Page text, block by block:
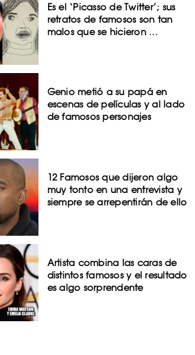
Es el ‘Picasso de Twitter’; sus
retratos de famosos son tan
malos que se hicieron ...
Genio metió a su papá en
escenas de películas y al lado
de famosos personajes
12 Famosos que dijeron algo
muy tonto en una entrevista y
siempre se arrepentirán de ello
Artista combina las caras de
distintos famosos y el resultado
es algo sorprendente